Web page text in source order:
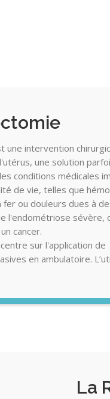
une intervention
une solution
conditions médicales
de vie, telles que
fer ou douleurs dues à
l'endométriose sévère,
cancer.
sur l'application de
en ambulatoire.
et une satisfaction élevée
La